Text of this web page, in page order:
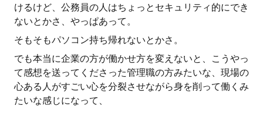
けるけど、公務員の人はちょっとセキュリティ的にでき
ないとかさ、やっぱあって。
そもそもパソコン持ち帰れないとかさ。
でも本当に企業の方が働かせ方を変えないと、こうやっ
て感想を送ってくださった管理職の方みたいな、現場の
心ある人がすごい心を分裂させながら身を削って働くみ
たいな感じになって、